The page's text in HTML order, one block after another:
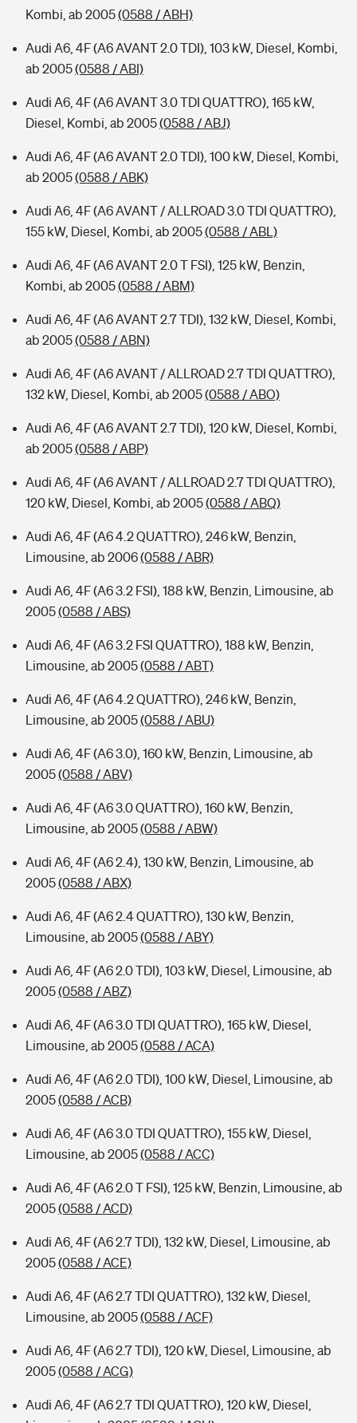
Kombi, ab 2005(0588 / ABH)
Audi A6, 4F (A6 AVANT 2.0 TDI), 103 kW, Diesel, Kombi,
ab 2005(0588 / ABI)
Audi A6, 4F (A6 AVANT 3.0 TDI QUATTRO), 165 kW,
Diesel, Kombi, ab 2005(0588 / ABJ)
Audi A6, 4F (A6 AVANT 2.0 TDI), 100 kW, Diesel, Kombi,
ab 2005(0588 / ABK)
Audi A6, 4F (A6 AVANT / ALLROAD 3.0 TDI QUATTRO),
155 kW, Diesel, Kombi, ab 2005(0588 / ABL)
Audi A6, 4F (A6 AVANT 2.0 T FSI), 125 kW, Benzin,
Kombi, ab 2005(0588 / ABM)
Audi A6, 4F (A6 AVANT 2.7 TDI), 132 kW, Diesel, Kombi,
ab 2005(0588 / ABN)
Audi A6, 4F (A6 AVANT / ALLROAD 2.7 TDI QUATTRO),
132 kW, Diesel, Kombi, ab 2005(0588 / ABO)
Audi A6, 4F (A6 AVANT 2.7 TDI), 120 kW, Diesel, Kombi,
ab 2005(0588 / ABP)
Audi A6, 4F (A6 AVANT / ALLROAD 2.7 TDI QUATTRO),
120 kW, Diesel, Kombi, ab 2005(0588 / ABQ)
Audi A6, 4F (A6 4.2 QUATTRO), 246 kW, Benzin,
Limousine, ab 2006(0588 / ABR)
Audi A6, 4F (A6 3.2 FSI), 188 kW, Benzin, Limousine, ab
2005(0588 / ABS)
Audi A6, 4F (A6 3.2 FSI QUATTRO), 188 kW, Benzin,
Limousine, ab 2005(0588 / ABT)
Audi A6, 4F (A6 4.2 QUATTRO), 246 kW, Benzin,
Limousine, ab 2005(0588 / ABU)
Audi A6, 4F (A6 3.0), 160 kW, Benzin, Limousine, ab
2005(0588 / ABV)
Audi A6, 4F (A6 3.0 QUATTRO), 160 kW, Benzin,
Limousine, ab 2005(0588 / ABW)
Audi A6, 4F (A6 2.4), 130 kW, Benzin, Limousine, ab
2005(0588 / ABX)
Audi A6, 4F (A6 2.4 QUATTRO), 130 kW, Benzin,
Limousine, ab 2005(0588 / ABY)
Audi A6, 4F (A6 2.0 TDI), 103 kW, Diesel, Limousine, ab
2005(0588 / ABZ)
Audi A6, 4F (A6 3.0 TDI QUATTRO), 165 kW, Diesel,
Limousine, ab 2005(0588 / ACA)
Audi A6, 4F (A6 2.0 TDI), 100 kW, Diesel, Limousine, ab
2005(0588 / ACB)
Audi A6, 4F (A6 3.0 TDI QUATTRO), 155 kW, Diesel,
Limousine, ab 2005(0588 / ACC)
Audi A6, 4F (A6 2.0 T FSI), 125 kW, Benzin, Limousine, ab
2005(0588 / ACD)
Audi A6, 4F (A6 2.7 TDI), 132 kW, Diesel, Limousine, ab
2005(0588 / ACE)
Audi A6, 4F (A6 2.7 TDI QUATTRO), 132 kW, Diesel,
Limousine, ab 2005(0588 / ACF)
Audi A6, 4F (A6 2.7 TDI), 120 kW, Diesel, Limousine, ab
2005(0588 / ACG)
Audi A6, 4F (A6 2.7 TDI QUATTRO), 120 kW, Diesel,